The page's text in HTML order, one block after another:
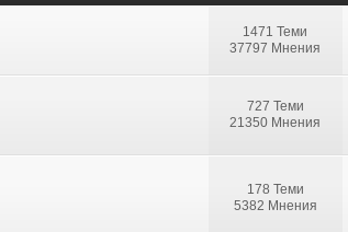
1471 Теми
37797 Мнения
727 Теми
21350 Мнения
178 Теми
5382 Мнения